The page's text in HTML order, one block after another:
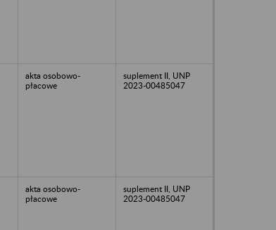
akta osobowo-
płacowe
suplement II, UNP
2023-00485047
akta osobowo-
płacowe
suplement II, UNP
2023-00485047